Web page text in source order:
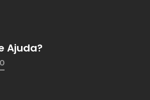
Ajuda?